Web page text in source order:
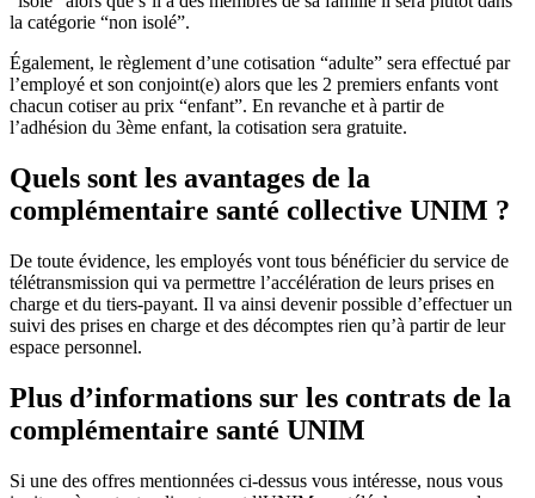
la catégorie “non isolé”.
Également, le règlement d’une cotisation “adulte” sera effectué par
l’employé et son conjoint(e) alors que les 2 premiers enfants vont
chacun cotiser au prix “enfant”. En revanche et à partir de
l’adhésion du 3ème enfant, la cotisation sera gratuite.
Quels sont les avantages de la
complémentaire santé collective UNIM ?
De toute évidence, les employés vont tous bénéficier du service de
télétransmission qui va permettre l’accélération de leurs prises en
charge et du tiers-payant. Il va ainsi devenir possible d’effectuer un
suivi des prises en charge et des décomptes rien qu’à partir de leur
espace personnel.
Plus d’informations sur les contrats de la
complémentaire santé UNIM
Si une des offres mentionnées ci-dessus vous intéresse, nous vous